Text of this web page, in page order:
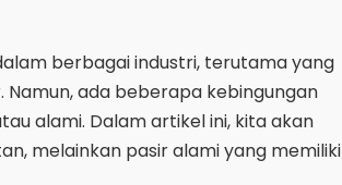
berbagai industri, terutama yang
ada beberapa kebingungan
alami. Dalam artikel ini, kita akan
melainkan pasir alami yang memiliki